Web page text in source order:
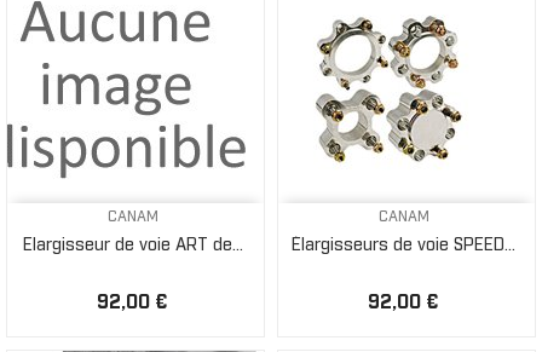
CANAM
Elargisseur de voie ART de...
92,00 €
CANAM
Élargisseurs de voie SPEED...
92,00 €